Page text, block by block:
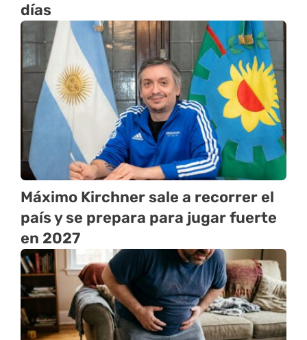
días
Máximo Kirchner sale a recorrer el
país y se prepara para jugar fuerte
en 2027